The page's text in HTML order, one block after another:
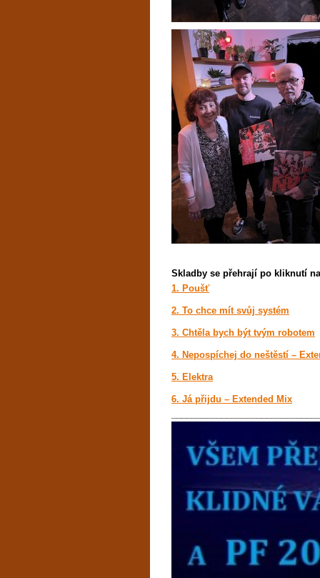
Skladby se přehrají po kliknutí
1. Poušť
2. To chce mít svůj systém
3. Chtěla bych být tvým robotem
4. Nepospíchej do neštěstí –
5. Elektra
6. Já přijdu – Extended Mix